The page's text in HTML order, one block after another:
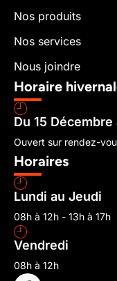
Nos produits
Nos services
Nous joindre
Horaire
Du 15 Décembre
Ouvert sur rendez-
Horaires
Lundi au Jeudi
08h à 12h - 13h à 17h
Vendredi
08h à 12h